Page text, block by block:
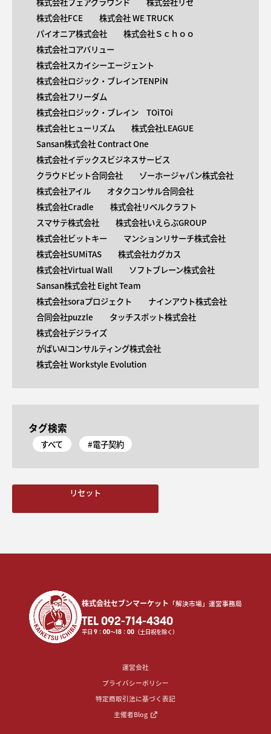
株式会社FCE
株式会社 WE TRUCK
パイオニア株式会社
株式会社Ｓｃｈｏｏ
株式会社コアバリュー
株式会社スカイシーエージェント
株式会社ロジック・ブレインTENPiN
株式会社フリーダム
株式会社ロジック・ブレイン TOiTOi
株式会社ヒューリズム
株式会社LEAGUE
Sansan株式会社 Contract One
株式会社イデックスビジネスサービス
クラウドビット合同会社
ゾーホージャパン株式会社
株式会社アイル
オタクコンサル合同会社
株式会社Cradle
株式会社リベルクラフト
スマサテ株式会社
株式会社いえらぶGROUP
株式会社ビットキー
マンションリサーチ株式会社
株式会社SUMiTAS
株式会社カグカス
株式会社Virtual Wall
ソフトブレーン株式会社
Sansan株式会社 Eight Team
株式会社soraプロジェクト
ナインアウト株式会社
合同会社puzzle
タッチスポット株式会社
株式会社デジライズ
がばいAIコンサルティング株式会社
株式会社 Workstyle Evolution
タグ検索
すべて #電子契約
リセット
株式会社セブンマーケット 「解決市場」運営事務局
TEL 092-714-4340
平日9 ：00〜18 ：00 （土日祝を除く）
運営会社
プライバシーポリシー
特定商取引法に基づく表記
主催者Blog